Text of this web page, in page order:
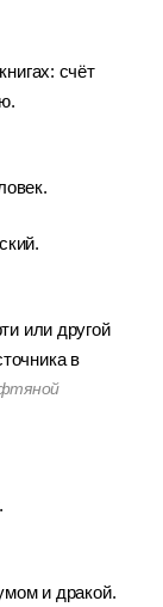
книгах: счёт
или другой
в
и дракой.